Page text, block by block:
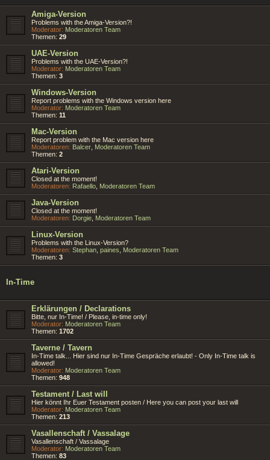
Amiga-Version
Problems with the Amiga-Version?!
Moderator: Moderatoren Team
Themen: 29
UAE-Version
Problems with the UAE-Version?!
Moderator: Moderatoren Team
Themen: 3
Windows-Version
Report problems with the Windows version here
Moderator: Moderatoren Team
Themen: 11
Mac-Version
Report problem with the Mac version here
Moderatoren: Balcer Moderatoren Team
Themen: 2
Atari-Version
Closed at the moment!
Moderatoren: Rafaello Moderatoren Team
Java-Version
Closed at the moment!
Moderatoren: Dorgie Moderatoren Team
Linux-Version
Problems with the Linux-Version?
Moderatoren: Stephan paines
Moderatoren Team
Themen: 3
In-Time
Erklärungen / Declarations
Bitte, nur In-Time! / Please, in-time only!
Moderator: Moderatoren Team
Themen: 1702
Taverne / Tavern
In-Time talk... Hier sind nur In-Time Gespräche erlaubt! - Only In-Time talk is
allowed!
Moderator: Moderatoren Team
Themen: 948
Testament / Last will
Hier könnt Ihr Euer Testament posten / Here you can post your last will
Moderator: Moderatoren Team
Themen: 213
Vasallenschaft / Vassalage
Vasallenschaft / Vassalage
Moderator: Moderatoren Team
Themen: 83